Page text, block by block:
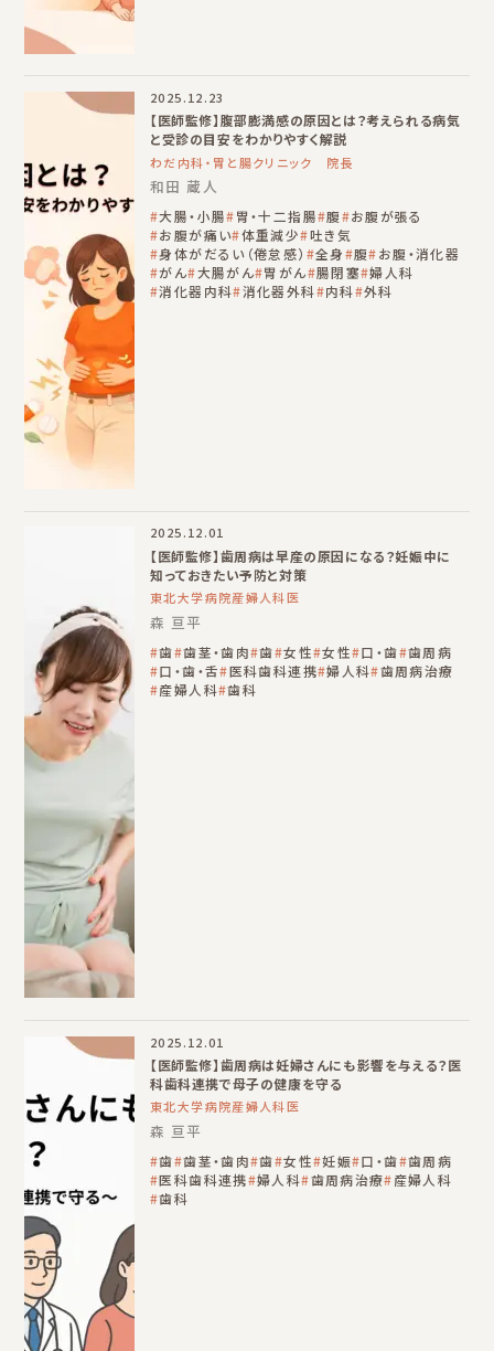
2025.12.23
【医師監修】腹部膨満感の原因とは？考えられる病気
と受診の目安をわかりやすく解説
わだ内科・胃と腸クリニック 院長
和田 蔵人
大腸・小腸 胃・十二指腸 腹
お腹が張る
お腹が痛い 体重減少 吐き気
身体がだるい（倦怠感）
全身 腹 お腹・消化器
がん 大腸がん 胃がん 腸閉塞 婦人科
消化器内科 消化器外科 内科 外科
2025.12.01
【医師監修】歯周病は早産の原因になる？妊娠中に
知っておきたい予防と対策
東北大学病院産婦人科医
森 亘平
歯 歯茎・歯肉 歯 女性 女性 口・歯 歯周病
口・歯・舌 医科歯科連携 婦人科 歯周病治療
産婦人科 歯科
2025.12.01
【医師監修】歯周病は妊婦さんにも影響を与える？医
科歯科連携で母子の健康を守る
東北大学病院産婦人科医
森 亘平
歯 歯茎・歯肉 歯 女性 妊娠 口・歯 歯周病
医科歯科連携 婦人科 歯周病治療 産婦人科
歯科